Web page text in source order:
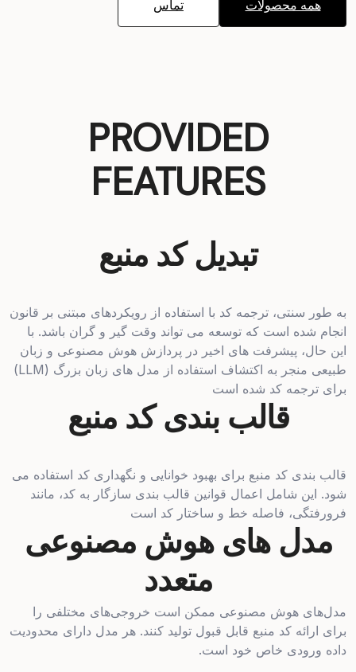
همه محصولات تماس
PROVIDED
FEATURES
تبدیل کد منبع
به طور سنتی، ترجمه کد با استفاده از رویکردهای مبتنی بر قانون
انجام شده است که توسعه می تواند وقت گیر و گران باشد. با
این حال، پیشرفت های اخیر در پردازش هوش مصنوعی و زبان
طبیعی منجر به اکتشاف استفاده از مدل های زبان بزرگ (LLM)
برای ترجمه کد شده است
قالب بندی کد منبع
قالب بندی کد منبع برای بهبود خوانایی و نگهداری کد استفاده می
شود. این شامل اعمال قوانین قالب بندی سازگار به کد، مانند
فرورفتگی، فاصله خط و ساختار کد است
مدل های هوش مصنوعی
متعدد
مدل‌های هوش مصنوعی ممکن است خروجی‌های مختلفی را
برای ارائه کد منبع قابل قبول تولید کنند. هر مدل دارای محدودیت
داده ورودی خاص خود است.